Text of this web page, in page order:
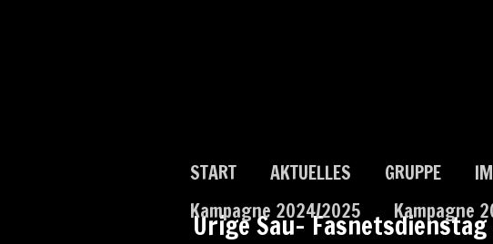
START AKTUELLES GRUPPE
Kampagne 2024/2025
Kampagne
Urige Sau-